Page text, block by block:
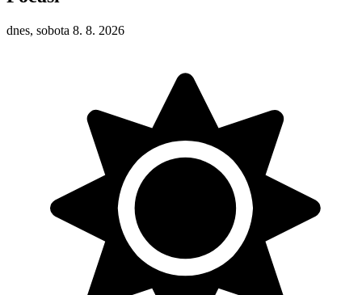
dnes, sobota 8. 8. 2026